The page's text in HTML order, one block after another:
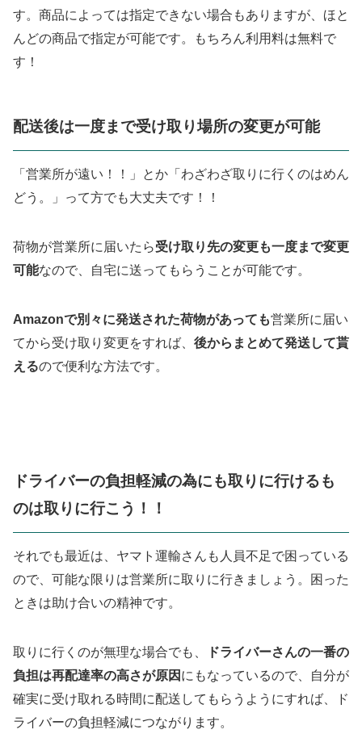
す。商品によっては指定できない場合もありますが、ほと
んどの商品で指定が可能です。もちろん利用料は無料で
す！
配送後は一度まで受け取り場所の変更が可能
「営業所が遠い！！」とか「わざわざ取りに行くのはめん
どう。」って方でも大丈夫です！！
荷物が営業所に届いたら受け取り先の変更も一度まで変更
可能なので、自宅に送ってもらうことが可能です。
Amazonで別々に発送された荷物があっても営業所に届い
てから受け取り変更をすれば、 後からまとめて発送して貰
えるので便利な方法です。
ドライバーの負担軽減の為にも取りに行けるも
のは取りに行こう！！
それでも最近は、ヤマト運輸さんも人員不足で困っている
ので、可能な限りは営業所に取りに行きましょう。困った
ときは助け合いの精神です。
取りに行くのが無理な場合でも、
ドライバーさんの一番の
負担は再配達率の高さが原因 にもなっているので、自分が
確実に受け取れる時間に配送してもらうようにすれば、ド
ライバーの負担軽減につながります。